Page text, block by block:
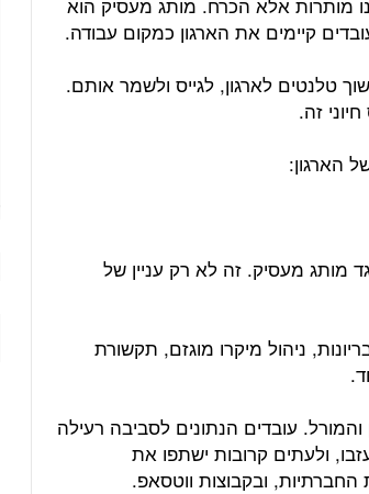
קיימים את הארגון כמקום עבודה.
טלנטים לארגון, לגייס ולשמר אותם.
זה.
מותג מעסיק. זה לא רק עניין של
ניהול מיקרו מוגזם, תקשורת
עובדים הנתונים לסביבה רעילה
ולעתים קרובות ישתפו את
החברתיות, ובקבוצות ווטסאפ.